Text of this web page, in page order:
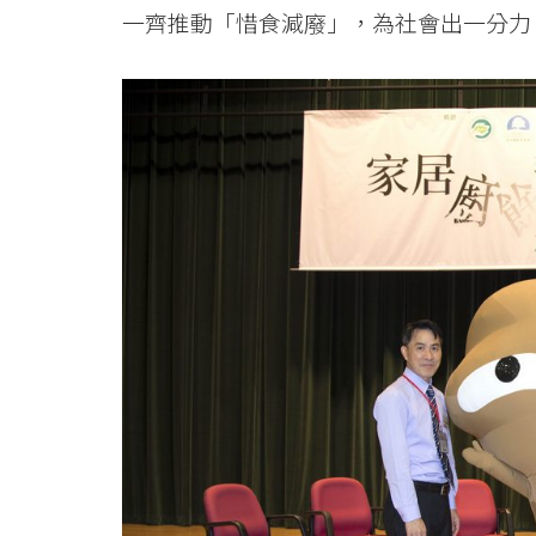
一齊推動「惜食減廢」，為社會出一分